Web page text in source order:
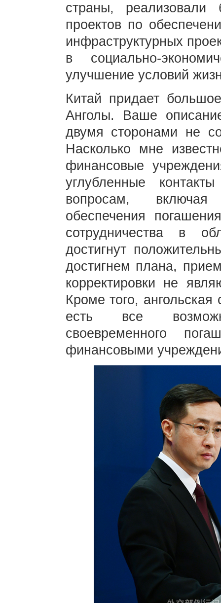
страны, реализовали
проектов по
инфраструктурных
в социально-
улучшение условий
Китай придает
Анголы. Ваше
двумя сторонами не
Насколько мне
финансовые
углубленные
вопросам, включая
обеспечения
сотрудничества в
достигнут
достигнем плана,
корректировки не
Кроме того,
есть все
своевременного
финансовыми